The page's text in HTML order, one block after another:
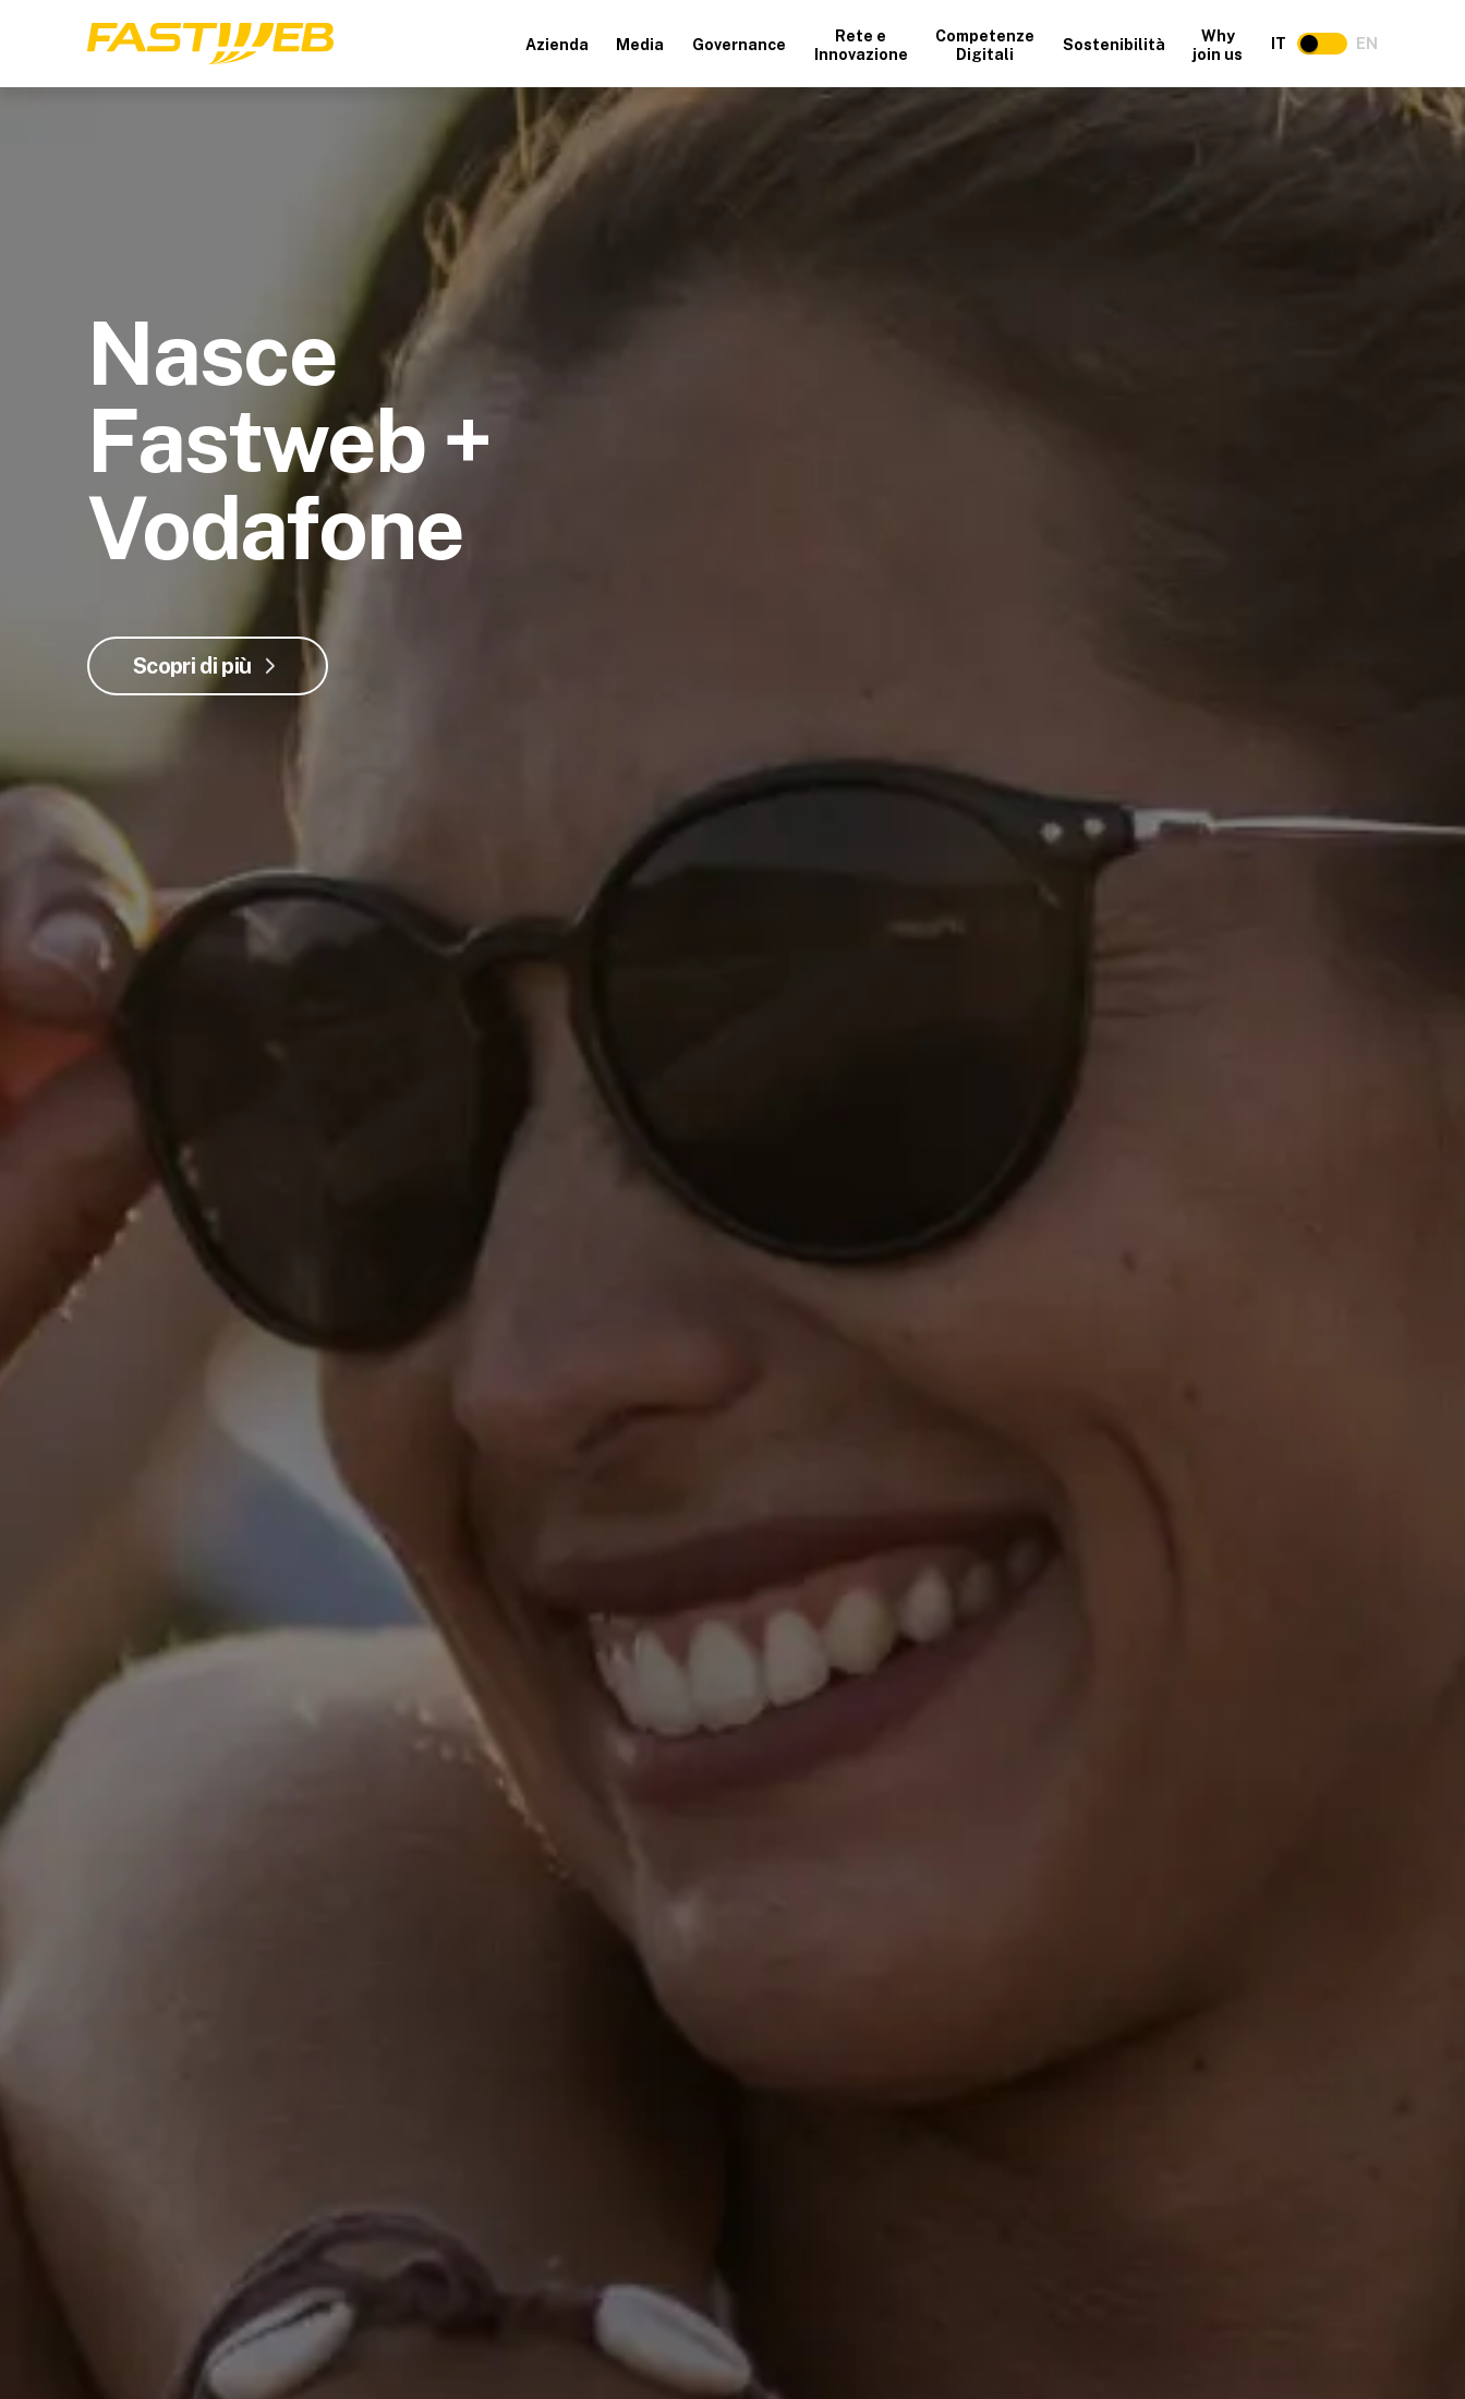
Azienda Media Governance
Rete e
Innovazione
Competenze
Digitali
Sostenibilità
Why
join us
IT EN
Nasce
Fastweb +
Vodafone
Scopri di più